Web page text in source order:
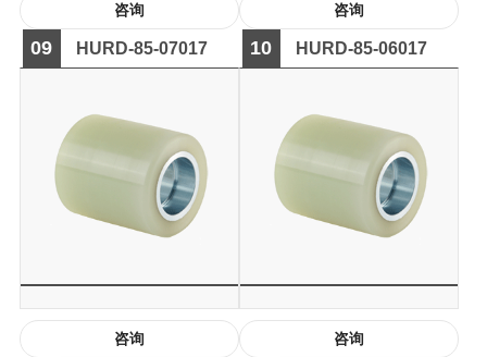
咨询 咨询
09 HURD-85-07017
咨询
10 HURD-85-06017
咨询